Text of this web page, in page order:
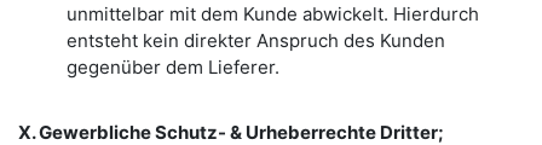
unmittelbar mit dem Kunde abwickelt. Hierdurch
entsteht kein direkter Anspruch des Kunden
gegenüber dem Lieferer.
X. Gewerbliche Schutz- & Urheberrechte Dritter;